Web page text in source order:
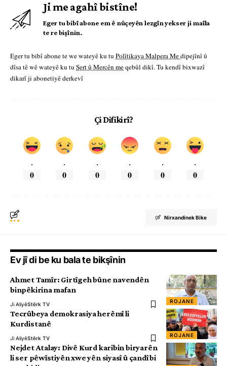
Ji me agahî bistîne!
Eger tu bibî abone em ê nûçeyên lezgîn yekser ji maîla
te re bişînin.
Eger tu bibî abone te we wateyê ku tu Polîtikaya Malpera Medipejînî û
dîsa tê wê wateyê ku tu Şert û Mercên meqebûl dikî. Tu kendî bixwazî
dikarî ji abonetiyê derkevî
Çi Difikirî?
.
0
.
0
.
0
.
0
.
0
.
0
Nirxandinek Bike
Ev jî di be ku bala te bikşînin
ROJANE
Ahmet Tamîr: Girtîgeh bûne navendên
binpêkirina mafan
Ji AliyêStêrk TV
ROJANE
Tecrûbeya demokrasiya herêmî li
Kurdistanê
Ji AliyêStêrk TV
Nejdet Atalay: Divê Kurd karibin biryarên
li ser pêwîstiyên xwe yên siyasî û çandî bi